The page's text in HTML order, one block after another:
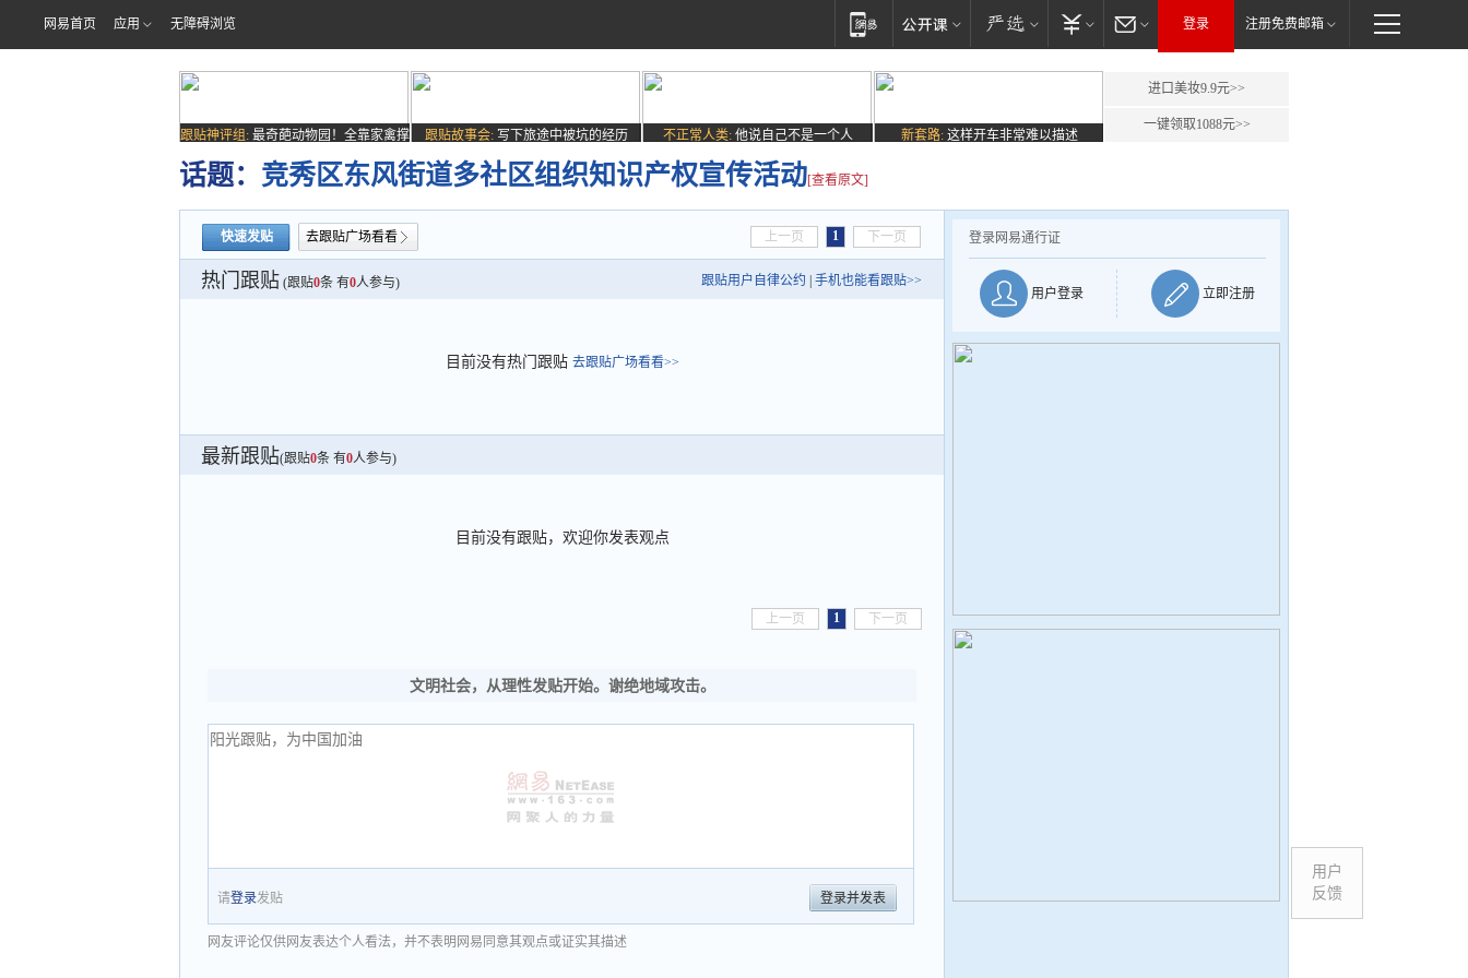
网易首页 应用 无障碍浏览 登录 注册免费邮箱
跟贴神评组: 最奇葩动物园！全靠家禽撑
场子
跟贴故事会: 写下旅途中被坑的经历 不正常人类: 他说自己不是一个人 新套路: 这样开车非常难以描述
进口美妆9.9元>>
一键领取1088元>>
话题： 竞秀区东风街道多社区组织知识产权宣传活动[查看原文]
快速发贴 去跟贴广场看看 上一页 1 下一页
热门跟贴 (跟贴0条 有0人参与) 跟贴用户自律公约 手机也能看跟贴>>
目前没有热门跟贴 去跟贴广场看看>>
最新跟贴(跟贴0条 有0人参与)
目前没有跟贴，欢迎你发表观点
上一页 1 下一页
文明社会，从理性发贴开始。谢绝地域攻击。
请登录发贴 登录并发表
网友评论仅供网友表达个人看法，并不表明网易同意其观点或证实其描述
登录网易通行证
用户登录 立即注册
用户
反馈